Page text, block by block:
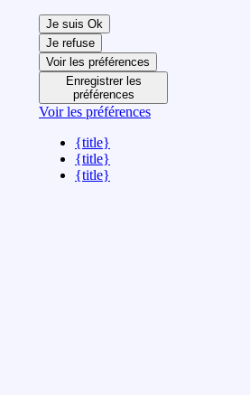
Je suis Ok
Je refuse
Voir les préférences
Enregistrer les
préférences
Voir les préférences
{title}
{title}
{title}